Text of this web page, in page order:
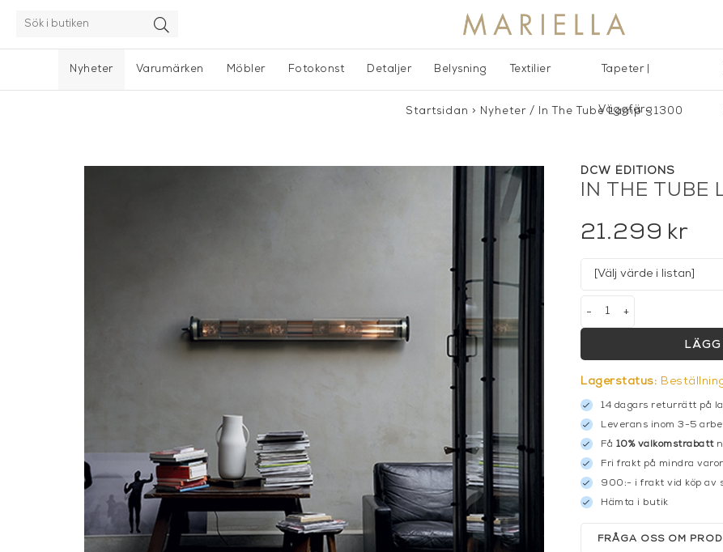
Nyheter Varumärken Möbler Fotokonst Detaljer Belysning Textilier Tapeter |
Väggfärg
Startsidan > Nyheter/ In The Tube Lamp - 1300
DCW ÉDITIONS
IN THE
21.299 kr
+
-
Lagerstatus:
14 dagars returrätt på
Leverans inom 3-5
Få 10% välkomstrabatt
Fri frakt på mindra
900:- i frakt vid köp av
Hämta i butik
FRÅGA OSS OM